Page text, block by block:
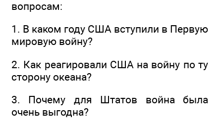
вопросам:
1. В каком году США вступили в Первую
мировую войну?
2. Как реагировали США на войну по ту
сторону океана?
3. Почему для Штатов война была
очень выгодна?